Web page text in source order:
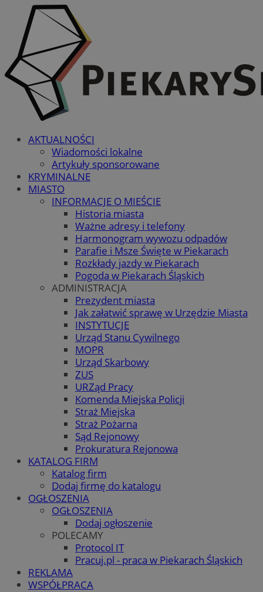
AKTUALNOŚCI
Wiadomości lokalne
Artykuły sponsorowane
KRYMINALNE
MIASTO
INFORMACJE O MIEŚCIE
Historia miasta
Ważne adresy i telefony
Harmonogram wywozu odpadów
Parafie i Msze Święte w Piekarach
Rozkłady jazdy w Piekarach
Pogoda w Piekarach Śląskich
ADMINISTRACJA
Prezydent miasta
Jak załatwić sprawę w Urzędzie Miasta
INSTYTUCJE
Urząd Stanu Cywilnego
MOPR
Urząd Skarbowy
ZUS
URZąd Pracy
Komenda Miejska Policji
Straż Miejska
Straż Pożarna
Sąd Rejonowy
Prokuratura Rejonowa
KATALOG FIRM
Katalog firm
Dodaj firmę do katalogu
OGŁOSZENIA
OGŁOSZENIA
Dodaj ogłoszenie
POLECAMY
Protocol IT
Pracuj.pl - praca w Piekarach Śląskich
REKLAMA
WSPÓŁPRACA